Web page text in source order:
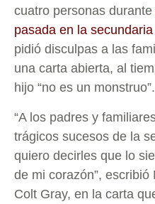
cuatro personas durante
pasada en la
pidió disculpas a las
una carta abierta, al
hijo “no es un monstruo”.
“A los padres y
trágicos sucesos de la
quiero decirles que lo
de mi corazón”,
Colt Gray, en la carta